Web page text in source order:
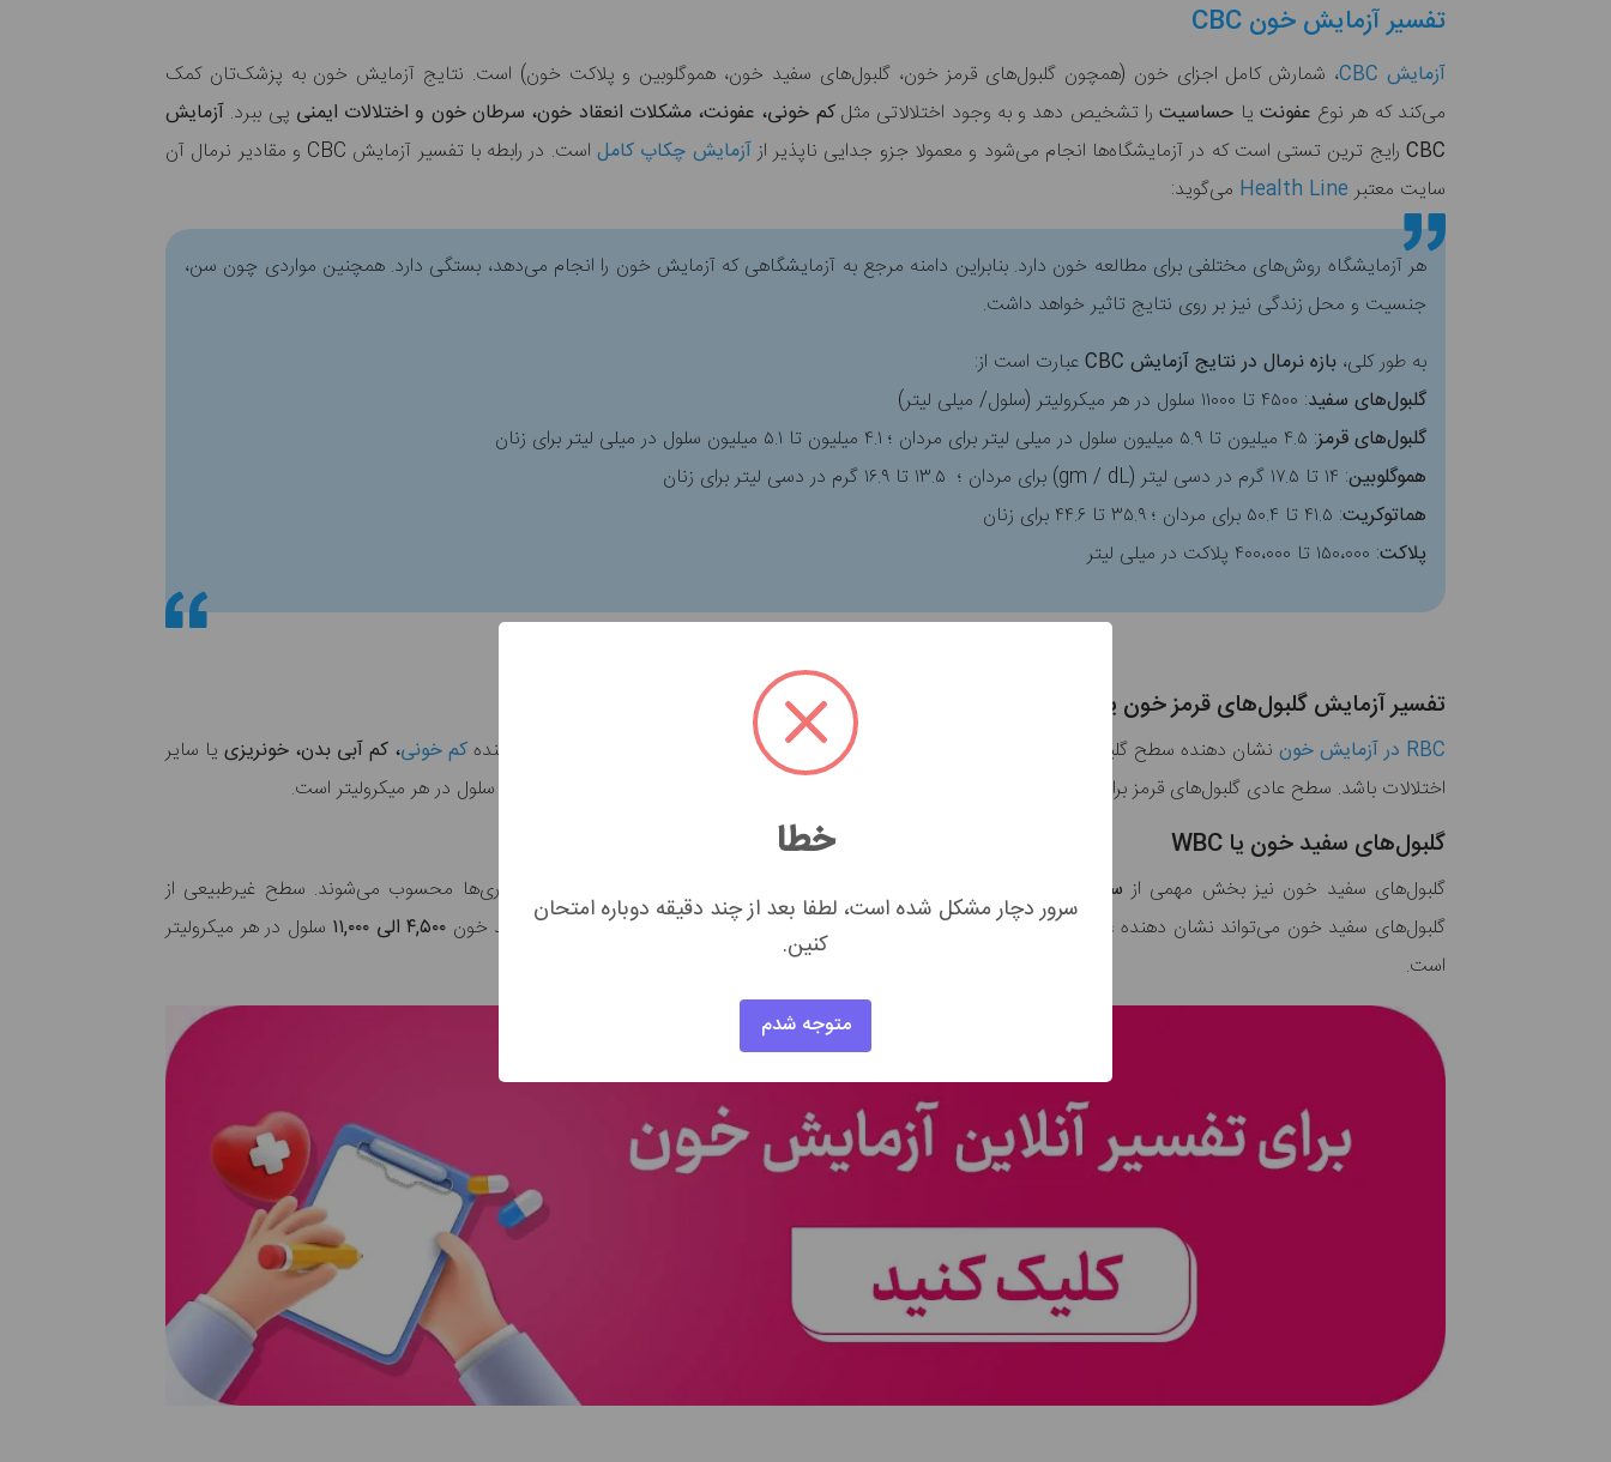
تفسیر آزمایش خون CBC
آزمایش CBC
، شمارش کامل اجزای خون (همچون گلبول‌های قرمز خون، گلبول‌های سفید خون، هموگلوبین و پلاکت‌ خون) است. نتایج آزمایش خون به پزشک‌تان کمک
می‌کند که هر نوع عفونت یا حساسیت را تشخیص دهد و به وجود اختلالاتی مثلکم خونی، عفونت، مشکلات انعقاد خون، سرطان خون و اختلالات ایمنی پی ببرد. آزمایش
CBCرایج ترین تستی است که در آزمایشگاه‌ها انجام می‌شود و معمولا جزو جدایی ناپذیر ازآزمایش‌ چکاپ کامل
است. در رابطه با تفسیر آزمایش CBC و مقادیر نرمال آن
سایت معتبرHealth Line می‌گوید:
هر آزمایشگاه روش‌های مختلفی برای مطالعه خون دارد. بنابراین دامنه مرجع به آزمایشگاهی که آزمایش خون را انجام می‌دهد، بستگی دارد. همچنین مواردی چون سن،
جنسیت و محل زندگی نیز بر روی نتایج تاثیر خواهد داشت.
به طور کلی، بازه نرمال در نتایج آزمایش CBC
عبارت است از:
گلبول‌های سفید: ۴۵۰۰ تا ۱۱۰۰۰ سلول در هر میکرولیتر (سلول/ میلی لیتر)
گلبول‌های قرمز: ۴.۵ میلیون تا ۵.۹ میلیون سلول در میلی لیتر برای مردان ؛ ۴.۱ میلیون تا ۵.۱ میلیون سلول در میلی لیتر برای زنان
هموگلوبین: ۱۴ تا ۱۷.۵ گرم در دسی لیتر (gm / dL) برای مردان ؛ ۱۳.۵ تا ۱۶.۹ گرم در دسی لیتر برای زنان
هماتوکریت: ۴۱.۵ تا ۵۰.۴ برای مردان ؛ ۳۵.۹ تا ۴۴.۶ برای زنان
پلاکت: ۱۵۰،۰۰۰ تا ۴۰۰،۰۰۰ پلاکت در میلی لیتر
تفسیر آزمایش گلبول‌های قرمز خون یا RBC
RBC در آزمایش خون نشان دهنده سطح گلبول‌های قرمز خون است. سطح غیرطبیعی از گلبول‌های قرمز خون می‌تواند نشان دهندهکم خونی‌، کم آبی بدن، خونریزییا سایر
اختلالات باشد. سطح عادی گلبول‌های قرمز برای مردها
میلیون سلول در هر میکرولیتر است.
گلبول‌های سفید خون یا WBC
گلبول‌های سفید خون نیز بخش مهمی از سیستم ایمنی
هستند و مهم‌ترین خط دفاعی بدن برای مقابله با عفونت‌ها و بیماری‌ها محسوب می‌شوند. سطح غیرطبیعی از
گلبول‌های سفید خون می‌تواند نشان دهنده عفونت،سرطان خون یا اختلالات سیستم ایمنی باشد. سطح عادی گلبول‌های سفید خون ۴,۵۰۰ الی ۱۱,۰۰۰
سلول در هر میکرولیتر
است.
خطا
سرور دچار مشکل شده است، لطفا بعد از چند دقیقه دوباره امتحان
کنین.
متوجه شدم